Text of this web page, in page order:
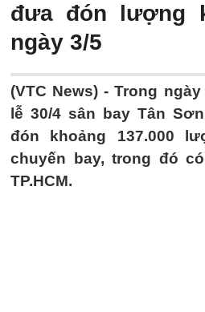
đưa đón lượng
ngày 3/5
(VTC News) -Trong
lễ 30/4 sân bay Tân
đón khoảng 137.000
chuyến bay, trong đó
TP.HCM.